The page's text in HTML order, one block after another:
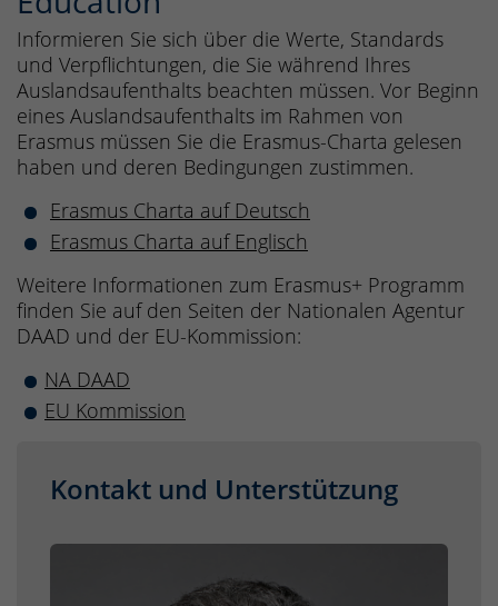
Informieren Sie sich über die Werte, Standards
und Verpflichtungen, die Sie während Ihres
Auslandsaufenthalts beachten müssen. Vor Beginn
eines Auslandsaufenthalts im Rahmen von
Erasmus müssen Sie die Erasmus-Charta gelesen
haben und deren Bedingungen zustimmen.
Erasmus Charta auf Deutsch
Erasmus Charta auf Englisch
Weitere Informationen zum Erasmus+ Programm
finden Sie auf den Seiten der Nationalen Agentur
DAAD und der EU-Kommission:
NA DAAD
EU Kommission
Kontakt und Unterstützung